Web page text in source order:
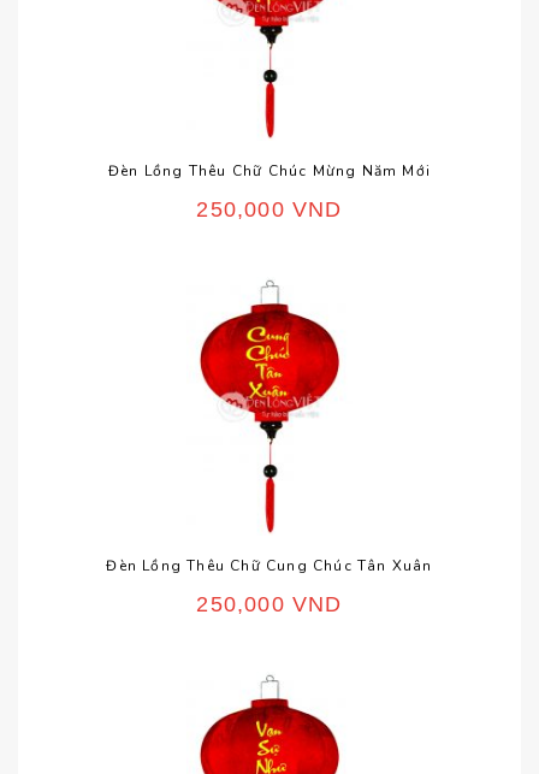
Đèn Lồng Thêu Chữ Chúc Mừng Năm Mới
250,000 VND
Đèn Lồng Thêu Chữ Cung Chúc Tân Xuân
250,000 VND